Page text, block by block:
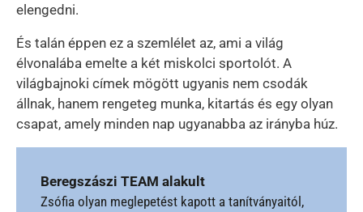
elengedni.
És talán éppen ez a szemlélet az, ami a világ
élvonalába emelte a két miskolci sportolót. A
világbajnoki címek mögött ugyanis nem csodák
állnak, hanem rengeteg munka, kitartás és egy olyan
csapat, amely minden nap ugyanabba az irányba húz.
Beregszászi TEAM alakult
Zsófia olyan meglepetést kapott a tanítványaitól,